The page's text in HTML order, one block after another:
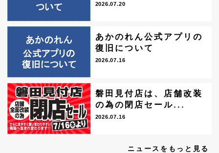
2026.07.20
あかのれん公式アプリの
復旧について
2026.07.16
磐田見付店は、店舗改装
の為の閉店セール...
2026.07.16
ニュースをもっと見る